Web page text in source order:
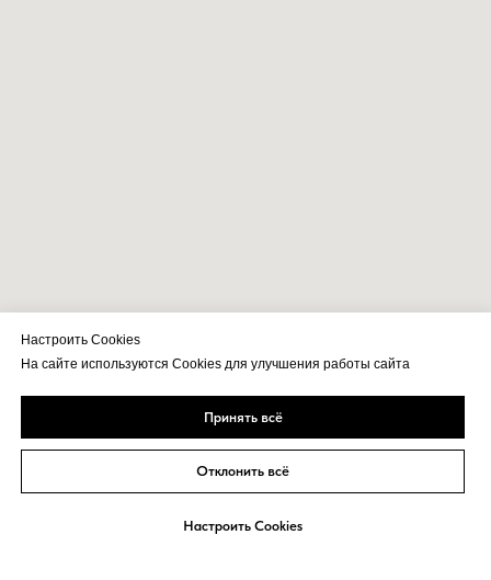
Настроить Cookies
На сайте используются Cookies для улучшения работы сайта
Принять всё
Отклонить всё
Настроить Cookies